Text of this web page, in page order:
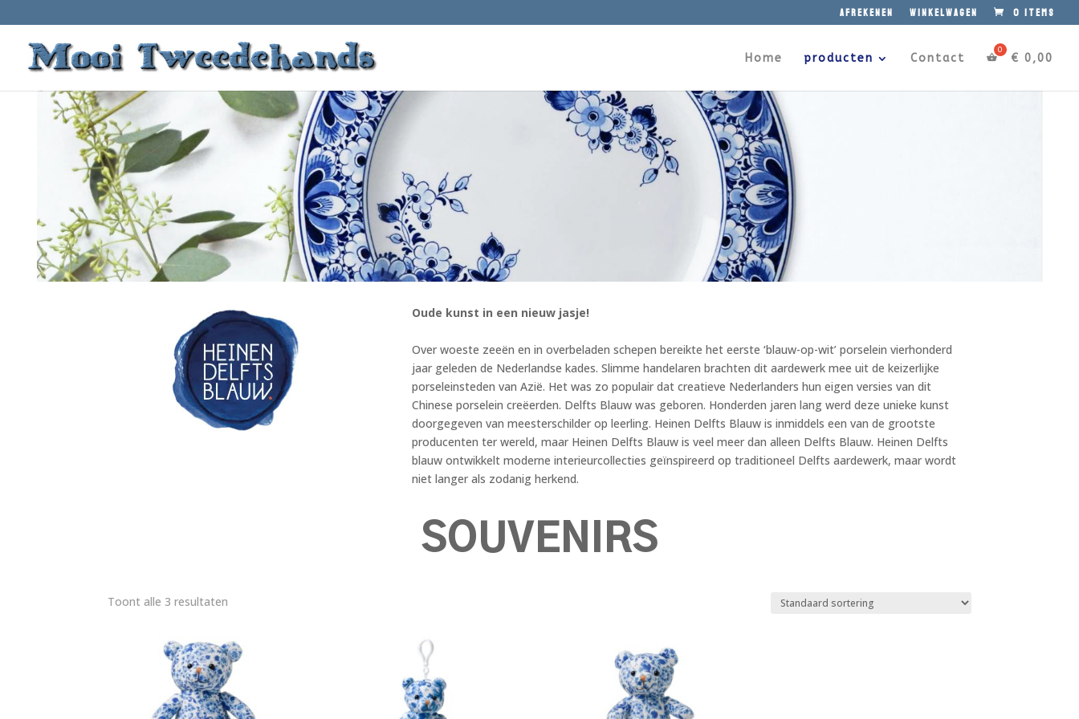
afrekenen winkelwagen 0 items
Home producten Contact € 0,00
Oude kunst in een nieuw jasje!
Over woeste zeeën en in overbeladen schepen bereikte het eerste ‘blauw-op-wit’ porselein vierhonderd
jaar geleden de Nederlandse kades. Slimme handelaren brachten dit aardewerk mee uit de keizerlijke
porseleinsteden van Azië. Het was zo populair dat creatieve Nederlanders hun eigen versies van dit
Chinese porselein creëerden. Delfts Blauw was geboren. Honderden jaren lang werd deze unieke kunst
doorgegeven van meesterschilder op leerling. Heinen Delfts Blauw is inmiddels een van de grootste
producenten ter wereld, maar Heinen Delfts Blauw is veel meer dan alleen Delfts Blauw. Heinen Delfts
blauw ontwikkelt moderne interieurcollecties geïnspireerd op traditioneel Delfts aardewerk, maar wordt
niet langer als zodanig herkend.
SOUVENIRS
Toont alle 3 resultaten